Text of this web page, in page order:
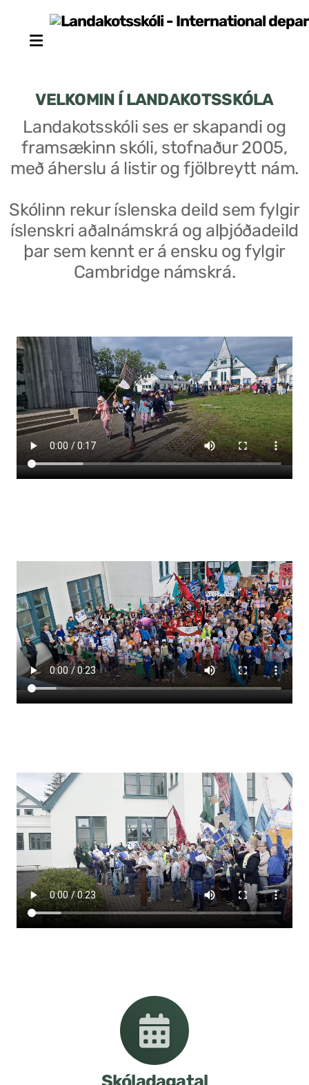
VELKOMIN Í LANDAKOTSSKÓLA
Landakotsskóli ses er skapandi og
framsækinn skóli, stofnaður 2005,
með áherslu á listir og fjölbreytt nám.
Skólinn rekur íslenska deild sem fylgir
íslenskri aðalnámskrá og alþjóðadeild
þar sem kennt er á ensku og fylgir
Cambridge námskrá.
Skóladagatal
Stjórn sjálfseignarstofnunar
Skólaráð
Fundargerðir skólaráðs
Stjórnendateymi
Skólareglur
Starfsáætlun
Frístund
Upplýsingar um innritun
Námsmat
Læsi
Lestrarheftin
Náms- og kennsluáætlanir
Námsráðgjafi
Stundaskrár
Valgreinar
Umsókn um val utanskóla
Foreldrafélag
Samstarf heimilis og skóla
Áætlanir og stefnur